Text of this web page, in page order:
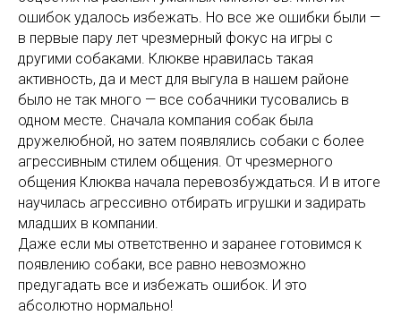
ошибок удалось избежать. Но все же ошибки были —
в первые пару лет чрезмерный фокус на игры с
другими собаками. Клюкве нравилась такая
активность, да и мест для выгула в нашем районе
было не так много — все собачники тусовались в
одном месте. Сначала компания собак была
дружелюбной, но затем появлялись собаки с более
агрессивным стилем общения. От чрезмерного
общения Клюква начала перевозбуждаться. И в итоге
научилась агрессивно отбирать игрушки и задирать
младших в компании.
Даже если мы ответственно и заранее готовимся к
появлению собаки, все равно невозможно
предугадать все и избежать ошибок. И это
абсолютно нормально!